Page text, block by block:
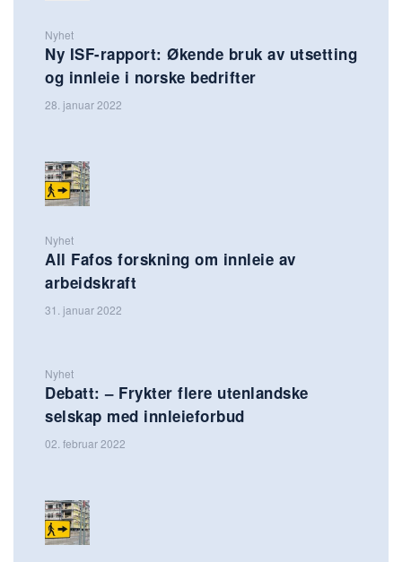
Nyhet
Ny ISF-rapport: Økende bruk av utsetting
og innleie i norske bedrifter
28. januar 2022
Nyhet
All Fafos forskning om innleie av
arbeidskraft
31. januar 2022
Nyhet
Debatt: – Frykter flere utenlandske
selskap med innleieforbud
02. februar 2022